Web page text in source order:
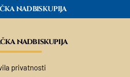
NADBISKUPIJA
nadbiskupija
privatnosti